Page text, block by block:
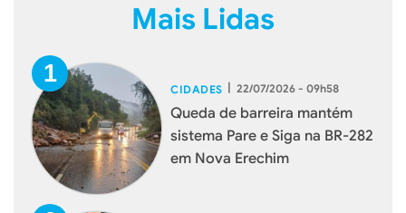
Mais Lidas
CIDADES | 22/07/2026 - 09h58
Queda de barreira mantém
sistema Pare e Siga na BR-282
em Nova Erechim